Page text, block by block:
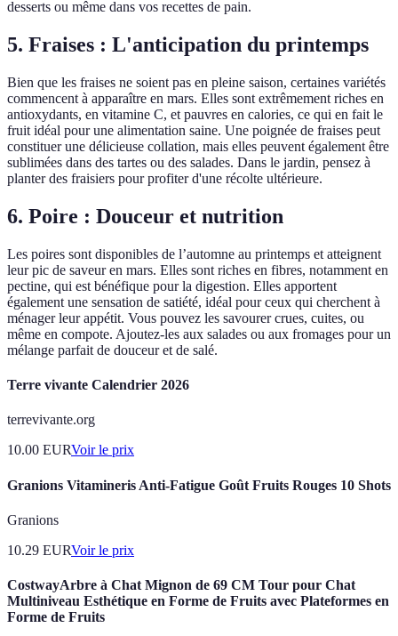
desserts ou même dans vos recettes de pain.
5. Fraises : L'anticipation du printemps
Bien que les fraises ne soient pas en pleine saison, certaines variétés
commencent à apparaître en mars. Elles sont extrêmement riches en
antioxydants, en vitamine C, et pauvres en calories, ce qui en fait le
fruit idéal pour une alimentation saine. Une poignée de fraises peut
constituer une délicieuse collation, mais elles peuvent également être
sublimées dans des tartes ou des salades. Dans le jardin, pensez à
planter des fraisiers pour profiter d'une récolte ultérieure.
6. Poire : Douceur et nutrition
Les poires sont disponibles de l’automne au printemps et atteignent
leur pic de saveur en mars. Elles sont riches en fibres, notamment en
pectine, qui est bénéfique pour la digestion. Elles apportent
également une sensation de satiété, idéal pour ceux qui cherchent à
ménager leur appétit. Vous pouvez les savourer crues, cuites, ou
même en compote. Ajoutez-les aux salades ou aux fromages pour un
mélange parfait de douceur et de salé.
Terre vivante Calendrier 2026
terrevivante.org
10.00 EURVoir le prix
Granions Vitamineris Anti-Fatigue Goût Fruits Rouges 10 Shots
Granions
10.29 EURVoir le prix
CostwayArbre à Chat Mignon de 69 CM Tour pour Chat
Multiniveau Esthétique en Forme de Fruits avec Plateformes en
Forme de Fruits